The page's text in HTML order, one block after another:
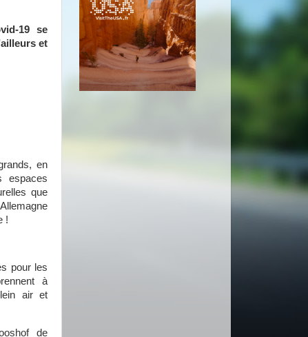
19 se
et
en
espaces
que
!
pour les
à
air et
de